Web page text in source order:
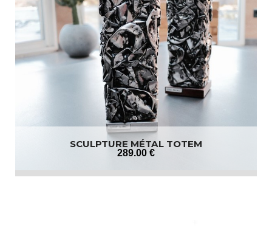
SCULPTURE MÉTAL TOTEM
289.00 €